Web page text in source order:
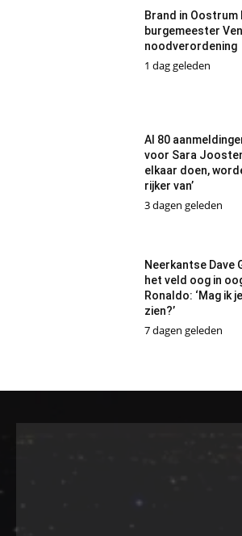
Brand in Oostrum
burgemeester
noodverordening
1 dag geleden
Al 80
voor Sara
elkaar doen,
rijker van’
3 dagen geleden
Neerkantse Dave
het veld oog in
Ronaldo: ‘Mag ik
zien?’
7 dagen geleden